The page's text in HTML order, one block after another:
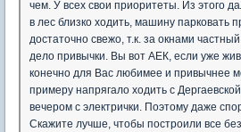
чем. У всех свои приоритеты. Из этого
в лес близко ходить, машину парковать
достаточно свежо, т.к. за окнами
дело привычки. Вы вот АЕК, если уже
конечно для Вас любимее и привычнее
примеру напрягало ходить с
вечером с электрички. Поэтому даже
Скажите лучше, чтобы построили все